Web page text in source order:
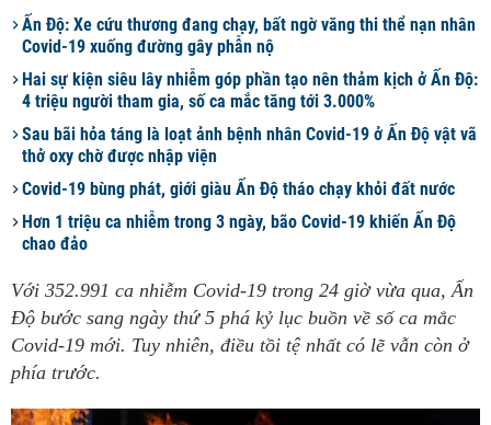
Ấn Độ: Xe cứu thương đang chạy, bất ngờ văng thi thể nạn nhân
Covid-19 xuống đường gây phẫn nộ
Hai sự kiện siêu lây nhiễm góp phần tạo nên thảm kịch ở Ấn Độ:
4 triệu người tham gia, số ca mắc tăng tới 3.000%
Sau bãi hỏa táng là loạt ảnh bệnh nhân Covid-19 ở Ấn Độ vật vã
thở oxy chờ được nhập viện
Covid-19 bùng phát, giới giàu Ấn Độ tháo chạy khỏi đất nước
Hơn 1 triệu ca nhiễm trong 3 ngày, bão Covid-19 khiến Ấn Độ
chao đảo
Với 352.991 ca nhiễm Covid-19 trong 24 giờ vừa qua, Ấn
Độ bước sang ngày thứ 5 phá kỷ lục buồn về số ca mắc
Covid-19 mới. Tuy nhiên, điều tồi tệ nhất có lẽ vẫn còn ở
phía trước.